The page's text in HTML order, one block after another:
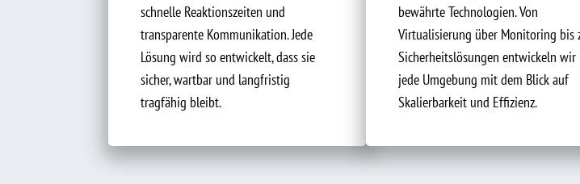
schnelle Reaktionszeiten und
transparente Kommunikation. Jede
Lösung wird so entwickelt, dass sie
sicher, wartbar und langfristig
tragfähig bleibt.
bewährte Technologien. Von
Virtualisierung über Monitoring bis
Sicherheitslösungen entwickeln wir
jede Umgebung mit dem Blick auf
Skalierbarkeit und Effizienz.